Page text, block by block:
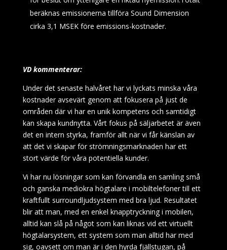
beräknas emissionerna tillföra Sound Dimension
cirka 3,1 MSEK före emissions-kostnader.
VD kommenterar:
Under det senaste halvåret har vi lyckats minska våra
kostnader avsevärt genom att fokusera på just de
områden där vi har en unik kompetens och samtidigt
kan skapa kundnytta. Vårt fokus på säljarbetet är även
det en intern styrka, framför allt när vi får känslan av
att det vi skapar för strömningsmarknaden har ett
stort värde för våra potentiella kunder.
Vi har nu lösningar som kan förvandla en samling små
och ganska mediokra högtalare i mobiltelefoner till ett
kraftfullt surroundljudsystem med bra ljud. Resultatet
blir att man, med en enkel knapptryckning i mobilen,
alltid kan slå på något som kan liknas vid ett virtuellt
högtalarsystem, ett system som man alltid har med
sig, oavsett om man är i den hyrda fjällstugan, på